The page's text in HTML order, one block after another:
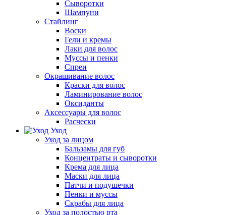
Сыворотки
Шампуни
Стайлинг
Воски
Гели и кремы
Лаки для волос
Муссы и пенки
Спреи
Окрашивание волос
Краски для волос
Ламинирование волос
Оксиданты
Аксессуары для волос
Расчески
Уход
Уход за лицом
Бальзамы для губ
Концентраты и сыворотки
Крема для лица
Маски для лица
Патчи и подушечки
Пенки и муссы
Скрабы для лица
Уход за полостью рта